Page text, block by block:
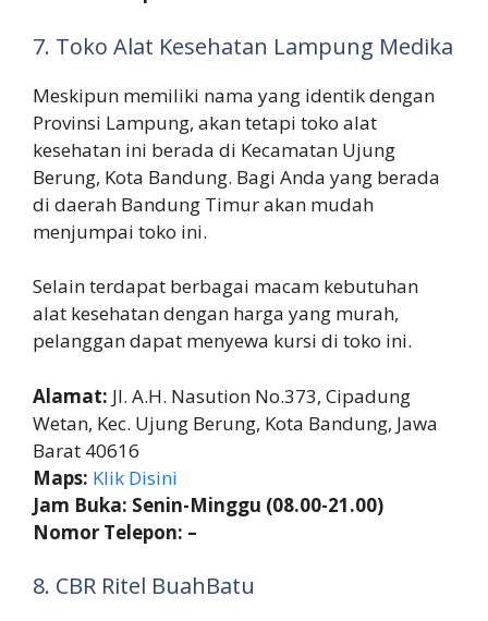
7. Toko Alat Kesehatan Lampung Medika
Meskipun memiliki nama yang identik dengan
Provinsi Lampung, akan tetapi toko alat
kesehatan ini berada di Kecamatan Ujung
Berung, Kota Bandung. Bagi Anda yang berada
di daerah Bandung Timur akan mudah
menjumpai toko ini.
Selain terdapat berbagai macam kebutuhan
alat kesehatan dengan harga yang murah,
pelanggan dapat menyewa kursi di toko ini.
Alamat: Jl. A.H. Nasution No.373, Cipadung
Wetan, Kec. Ujung Berung, Kota Bandung, Jawa
Barat 40616
Maps: Klik Disini
Jam Buka: Senin-Minggu (08.00-21.00)
Nomor Telepon: –
8. CBR Ritel BuahBatu